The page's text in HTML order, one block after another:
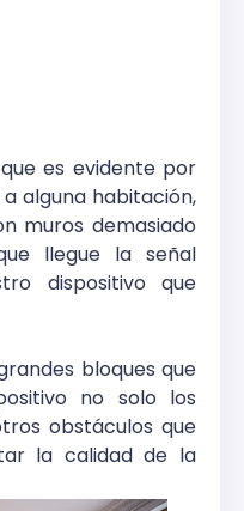
es evidente por
alguna habitación,
muros demasiado
llegue la señal
dispositivo que
bloques que
no solo los
obstáculos que
la calidad de la